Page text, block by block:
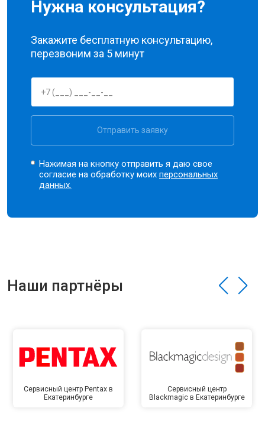
Нужна консультация?
Закажите бесплатную консультацию,
перезвоним за 5 минут
Отправить заявку
Нажимая на кнопку отправить я даю свое
согласие на обработку моихперсональных
данных.
Наши партнёры
Сервисный центр Pentax в
Екатеринбурге
Сервисный центр
Blackmagic в Екатеринбурге